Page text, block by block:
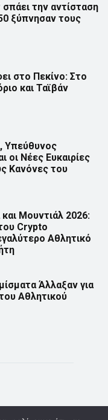
την αντίσταση
ξύπνησαν τους
στο Πεκίνο: Στο
και Ταϊβάν
Υπεύθυνος
οι Νέες Ευκαιρίες
Κανόνες του
Μουντιάλ 2026:
Crypto
Αθλητικό
Άλλαξαν για
Αθλητικού